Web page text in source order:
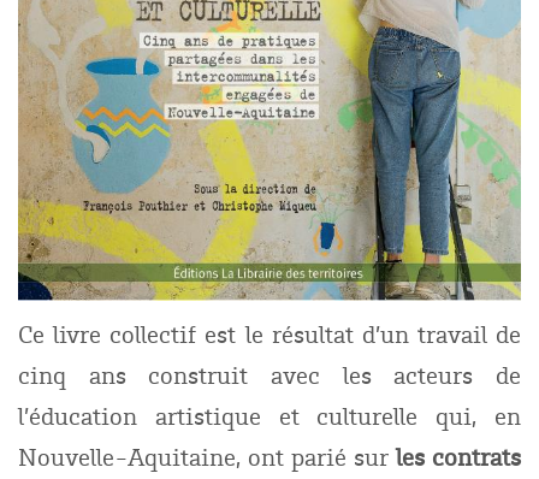
Ce livre collectif est le résultat d’un travail de
cinq ans construit avec les acteurs de
l’éducation artistique et culturelle qui, en
Nouvelle-Aquitaine, ont parié surles contrats